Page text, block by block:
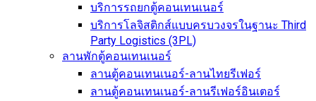
บริการรถยกตู้คอนเทนเนอร์
บริการโลจิสติกส์แบบครบวงจรในฐานะ Third
Party Logistics (3PL)
ลานพักตู้คอนเทนเนอร์
ลานตู้คอนเทนเนอร์-ลานไทยรีเฟอร์
ลานตู้คอนเทนเนอร์-ลานรีเฟอร์อินเตอร์